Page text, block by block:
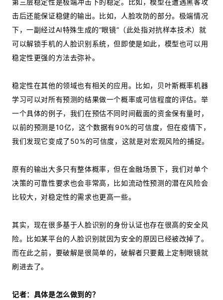
击后还能保证稳健的输出。比如，人脸攻防的部分。极端情况
下，一副经过AI特殊生成的“眼镜”（此处指对抗样本技术）就
可以解锁手机的人脸识别系统，但即使是如此，模型也可以用
稳定性更强的方法去弥补。
稳定性在其他的领域也有相关的应用。比如，贝叶斯概率机器
学习可以对所有预测的结果做一个概率或可信程度的评估。举
一个具体的例子，我们在预估不同时间截面的资金保有量时，
以前的预测是10亿，这个数据有90%的可信度，但在疫情下，
我们发现它变成了50%的可信度，这就是对宏观风险的捕捉。
原有的输出大多只有整体概率，但在金融场景下，我们对单个
决策的可靠性要求也会非常高，比如流动性预测的潜在风险会
比较大，对稳定性的需求也更高一些。
其实，现在很多基于人脸识别的身份认证也存在很高的安全风
险。比如某平台的人脸识别就因为安全的原因已经被改掉了。
而在此之前，要破解是很简单的，破解者只要戴上定制眼镜就
刷进去了。
记者：具体是怎么做到的？